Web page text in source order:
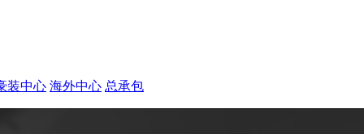
装中心 海外中心 总承包